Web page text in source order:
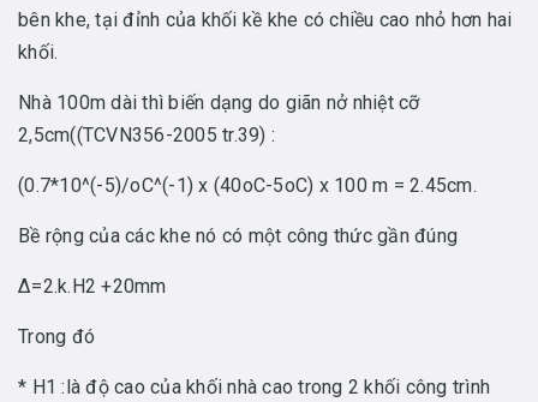
bên khe, tại đỉnh của khối kề khe có chiều cao nhỏ hơn hai
khối.
Nhà 100m dài thì biến dạng do giãn nở nhiệt cỡ
2,5cm((TCVN356-2005 tr.39) :
(0.7*10^(-5)/oC^(-1) x (40oC-5oC) x 100 m = 2.45cm.
Bề rộng của các khe nó có một công thức gần đúng
∆=2.k.H2 +20mm
Trong đó
* H1 :là độ cao của khối nhà cao trong 2 khối công trình